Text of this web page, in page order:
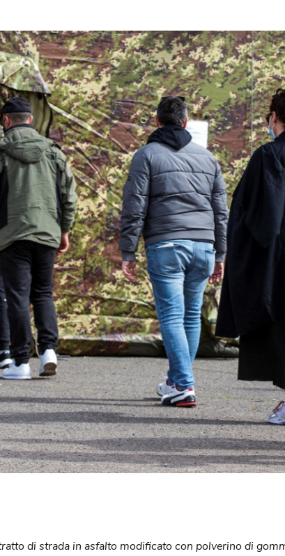
di strada in asfalto modificato con polverino di